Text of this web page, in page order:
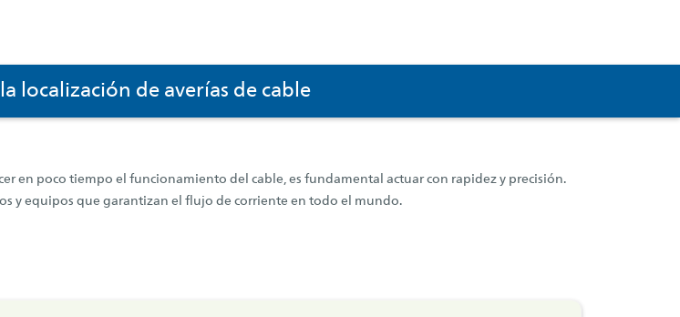
localización de averías de cable
en poco tiempo el funcionamiento del cable, es fundamental actuar con rapidez y precisión.
y equipos que garantizan el flujo de corriente en todo el mundo.